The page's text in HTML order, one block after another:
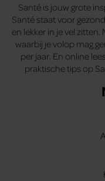
Santé is jouw grote
Santé staat voor
en lekker in je vel zitten.
waarbij je volop mag
per jaar. En online
praktische tips op